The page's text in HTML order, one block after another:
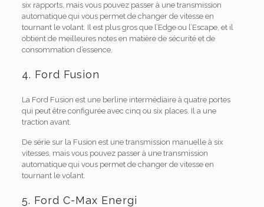
six rapports, mais vous pouvez passer à une transmission
automatique qui vous permet de changer de vitesse en
tournant le volant. Il est plus gros que l’Edge ou l’Escape, et il
obtient de meilleures notes en matière de sécurité et de
consommation d’essence.
4. Ford Fusion
La Ford Fusion est une berline intermédiaire à quatre portes
qui peut être configurée avec cinq ou six places. Il a une
traction avant.
De série sur la Fusion est une transmission manuelle à six
vitesses, mais vous pouvez passer à une transmission
automatique qui vous permet de changer de vitesse en
tournant le volant.
5. Ford C-Max Energi